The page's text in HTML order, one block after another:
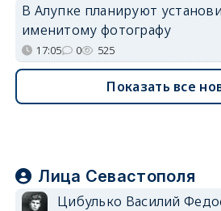
В Алупке планируют
именитому фотографу
17:05 0 525
Показать все
Лица Севастополя
Цибулько Василий